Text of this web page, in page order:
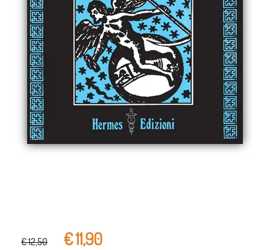
€ 12,50 € 11,90